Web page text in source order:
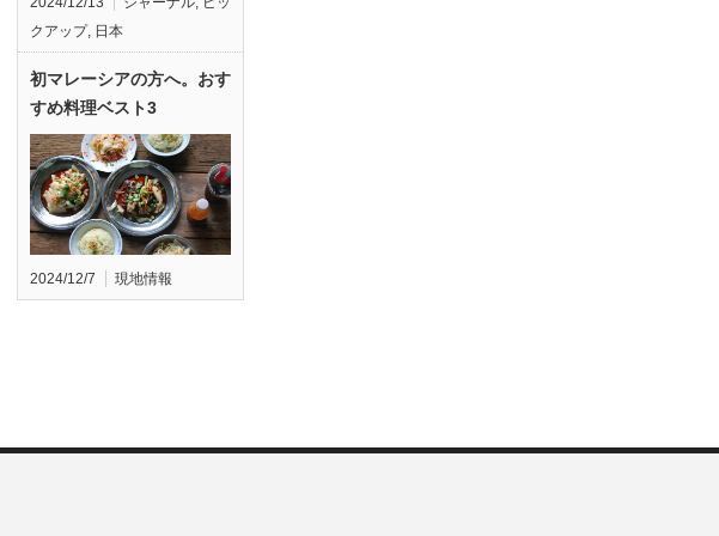
クアップ, 日本
初マレーシアの方へ。おす
すめ料理ベスト3
2024/12/7 現地情報